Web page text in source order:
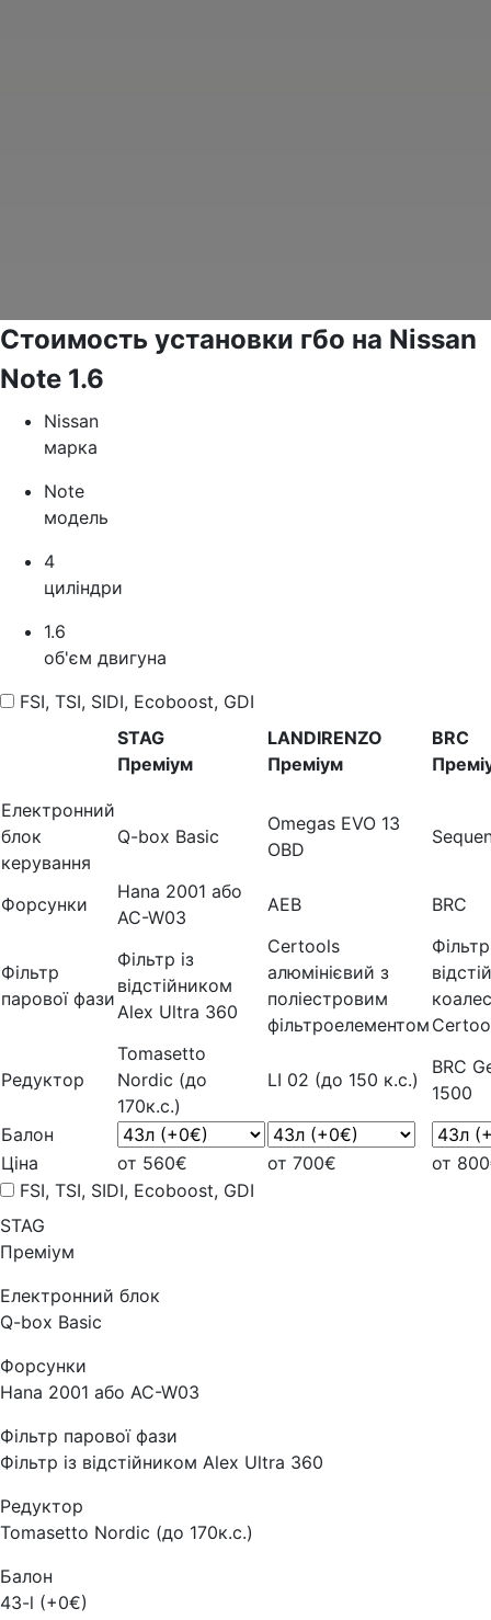
Стоимость установки гбо на Nissan
Note 1.6
Nissan
марка
Note
модель
4
циліндри
1.6
об'єм двигуна
FSI, TSI, SIDI, Ecoboost, GDI
STAG
Преміум
LANDIRENZO
Преміум
BRC
Електронний
блок
керування
Q-box Basic
Omegas EVO 13
OBD
Форсунки
Hana 2001 або
AC-W03
AEB BRC
Фільтр
парової фази
Фільтр із
відстійником
Alex Ultra 360
Certools
алюмінієвий з
поліестровим
фільтроелементом
Фільтр
Редуктор
Tomasetto
Nordic (до
170к.с.)
LI 02 (до 150 к.с.)
BRC
1500
Балон
Ціна
от 560€ от 700€
от
FSI, TSI, SIDI, Ecoboost, GDI
STAG
Преміум
Електронний блок
Q-box Basic
Форсунки
Hana 2001 або AC-W03
Фільтр парової фази
Фільтр із відстійником Alex Ultra 360
Редуктор
Tomasetto Nordic (до 170к.с.)
Балон
43-l (+0€)